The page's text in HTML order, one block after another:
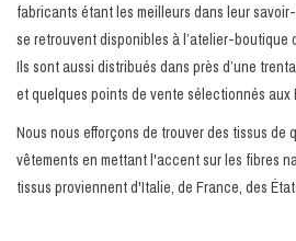
fabricants étant les meilleurs dans leur
se retrouvent disponibles à l’atelier-boutique
Ils sont aussi distribués dans près d’une
et quelques points de vente sélectionnés aux
Nous nous efforçons de trouver des tissus de
vêtements en mettant l'accent sur les fibres
tissus proviennent d'Italie, de France, des